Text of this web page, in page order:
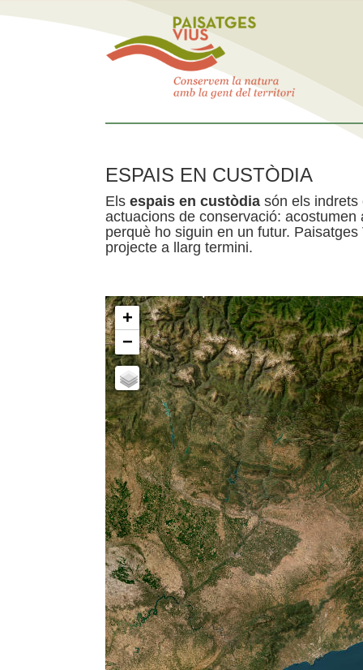
ESPAIS EN CUSTÒDIA
Els espais en custòdia són els indrets
actuacions de conservació:
perquè ho siguin en un futur.
projecte a llarg termini.
+
−